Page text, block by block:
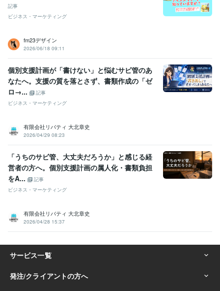
記事
ビジネス・マーケティング
fm23デザイン
2026/06/18 09:11
個別支援計画が「書けない」と悩むサビ管のあ
なたへ。支援の質を落とさず、書類作成の「ゼ
ロ→...
記事
ビジネス・マーケティング
有限会社リバティ 大北章史
2026/04/29 08:23
「うちのサビ管、大丈夫だろうか」と感じる経
営者の方へ。個別支援計画の属人化・書類負担
をA...
記事
ビジネス・マーケティング
有限会社リバティ 大北章史
2026/04/28 15:37